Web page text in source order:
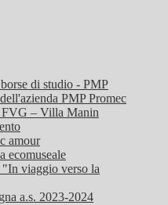
di studio - PMP
PMP Promec
FVG – Villa Manin
amour
ecomuseale
viaggio verso la
a.s. 2023-2024